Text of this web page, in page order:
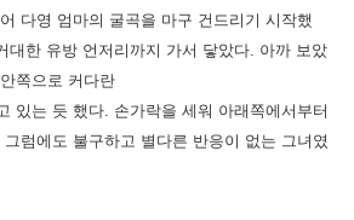
다영 엄마의 굴곡을 마구 건드리기 시작했
대한 유방 언저리까지 가서 닿았다. 아까 보았
쪽으로 커다란
있는 듯 했다. 손가락을 세워 아래쪽에서부터
럼에도 불구하고 별다른 반응이 없는 그녀였